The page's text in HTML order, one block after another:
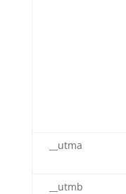
__utma
__utmb